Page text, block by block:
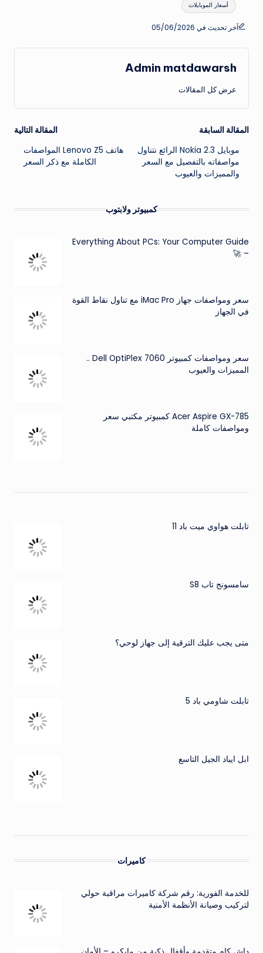
أسعار الموبايلات
آخر تحديث في 05/06/2026
Admin matdawarsh
عرض كل المقالات
تصفّح
المقالات
المقالة السابقة
موبايل Nokia 2.3 الرائع نتناول
مواصفاته بالتفصيل مع السعر
والمميزات والعيوب
المقالة التالية
هاتف Lenovo Z5 المواصفات
الكاملة مع ذكر السعر
كمبيوتر ولابتوب
Everything About PCs: Your Computer Guide
– 🚀
سعر ومواصفات جهاز iMac Pro مع تناول نقاط القوة
في الجهاز
سعر ومواصفات كمبيوتر Dell OptiPlex 7060 ..
المميزات والعيوب
Acer Aspire GX-785 كمبيوتر مكتبي سعر
ومواصفات كاملة
تابلت هواوي ميت باد 11
سامسونج تاب S8
متى يجب عليك الترقية إلى جهاز لوحي؟
تابلت شاومي باد 5
ابل ايباد الجيل التاسع
كاميرات
للخدمة الفورية: رقم شركة كاميرات مراقبة حولي
لتركيب وصيانة الأنظمة الأمنية